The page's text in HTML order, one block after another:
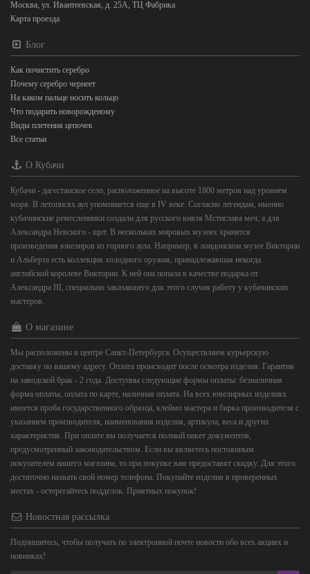
Москва, ул. Ивантеевская, д. 25А, ТЦ Фабрика
Карта проезда
Блог
Как почистить серебро
Почему серебро чернеет
На каком пальце носить кольцо
Что подарить новорожденому
Виды плетения цепочек
Все статьи
О Кубачи
Кубачи - дагестанское село, расположенное на высоте 1800 метров над уровнем
моря. В летописях аул упоминается еще в IV веке. Согласно легендам, именно
кубачинские ремесленники создали для русского князя Мстислава меч, а для
Александра Невского - щит. В нескольких мировых музеях хранятся
произведения ювелиров из горного аула. Например, в лондонском музее Виктории
и Альберта есть коллекция холодного оружия, принадлежавшая некогда
английской королеве Виктории. К ней она попала в качестве подарка от
Александра III, специально заказавшего для этого случая работу у кубачинских
мастеров.
О магазине
Мы расположены в центре Санкт-Петербурга. Осуществляем курьерскую
доставку по вашему адресу. Оплата происходит после осмотра изделия. Гарантия
на заводской брак - 2 года. Доступны следующие формы оплаты: безналичная
форма оплаты, оплата по карте, наличная оплата. На всех ювелирных изделиях
имеется проба государственного образца, клеймо мастера и бирка производителя с
указанием производителя, наименования изделия, артикула, веса и других
характеристик. При оплате вы получается полный пакет документов,
предусмотренный законодательством. Если вы являетесь постоянным
покупателем нашего магазина, то при покупке вам предоставят скидку. Для этого
достаточно назвать свой номер телефона. Покупайте изделия в проверенных
местах - остерегайтесь подделок. Приятных покупок!
Новостная рассылка
Подпишитесь, чтобы получать по электронной почте новости обо всех акциях и
новинках!